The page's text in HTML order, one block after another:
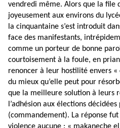
vendredi même. Alors que la file
joyeusement aux environs du
la cinquantaine s’est introduit
face des manifestants,
comme un porteur de bonne
courtoisement à la foule, en
renoncer à leur hostilité envers
du mieux qu’elle peut pour
que la meilleure solution à leurs
l’adhésion aux élections
(commandement). La réponse